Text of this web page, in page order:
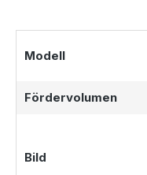
Modell
Fördervolumen
Bild